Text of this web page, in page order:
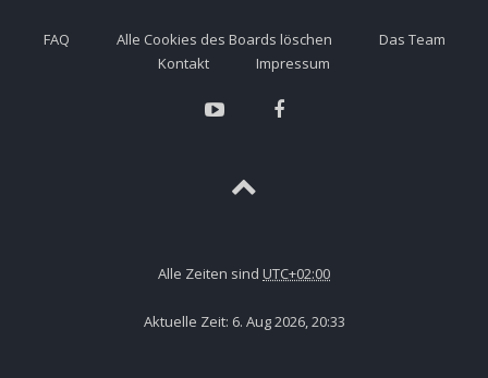
FAQ Alle Cookies des Boards löschen
Das Team
Kontakt
Impressum
Alle Zeiten sind UTC+02:00
Aktuelle Zeit: 6. Aug 2026, 20:33